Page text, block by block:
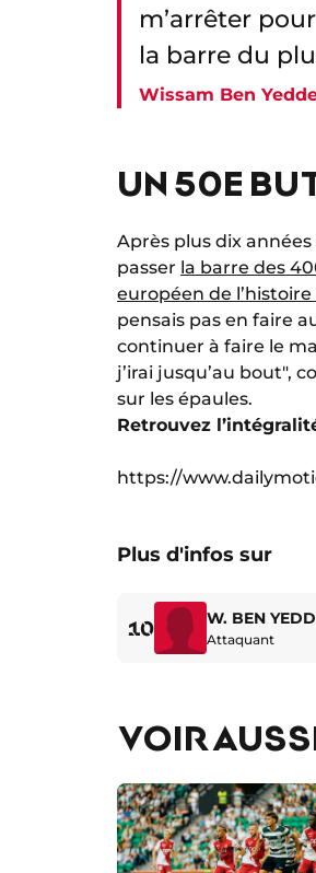
m’arrêter
la barre du
Wissam Ben
UN 50E
Après plus dix
passer la barre des
européen de
pensais pas en faire
continuer à faire le
j’irai jusqu’au bout",
sur les épaules.
Retrouvez
https://
Plus d'infos sur
10 W. BEN
Attaquant
VOIR